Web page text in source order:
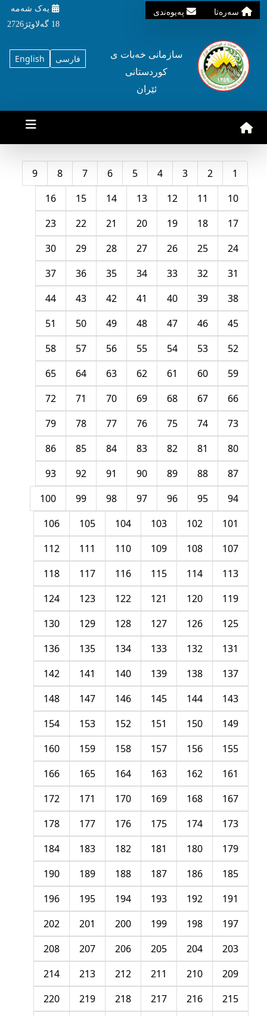
سه‌ره‌تا په‌یوه‌ندی
یه‌ک شه‌مه‌
18 گه‌لاوێژ2726
English فارسی
سازمانی خه‌بات ی
کوردستانی
ئێران
1
2
3
4
5
6
7
8
9
10
11
12
13
14
15
16
17
18
19
20
21
22
23
24
25
26
27
28
29
30
31
32
33
34
35
36
37
38
39
40
41
42
43
44
45
46
47
48
49
50
51
52
53
54
55
56
57
58
59
60
61
62
63
64
65
66
67
68
69
70
71
72
73
74
75
76
77
78
79
80
81
82
83
84
85
86
87
88
89
90
91
92
93
94
95
96
97
98
99
100
101
102
103
104
105
106
107
108
109
110
111
112
113
114
115
116
117
118
119
120
121
122
123
124
125
126
127
128
129
130
131
132
133
134
135
136
137
138
139
140
141
142
143
144
145
146
147
148
149
150
151
152
153
154
155
156
157
158
159
160
161
162
163
164
165
166
167
168
169
170
171
172
173
174
175
176
177
178
179
180
181
182
183
184
185
186
187
188
189
190
191
192
193
194
195
196
197
198
199
200
201
202
203
204
205
206
207
208
209
210
211
212
213
214
215
216
217
218
219
220